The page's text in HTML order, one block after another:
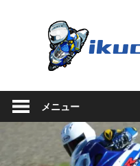
ち
メニュー